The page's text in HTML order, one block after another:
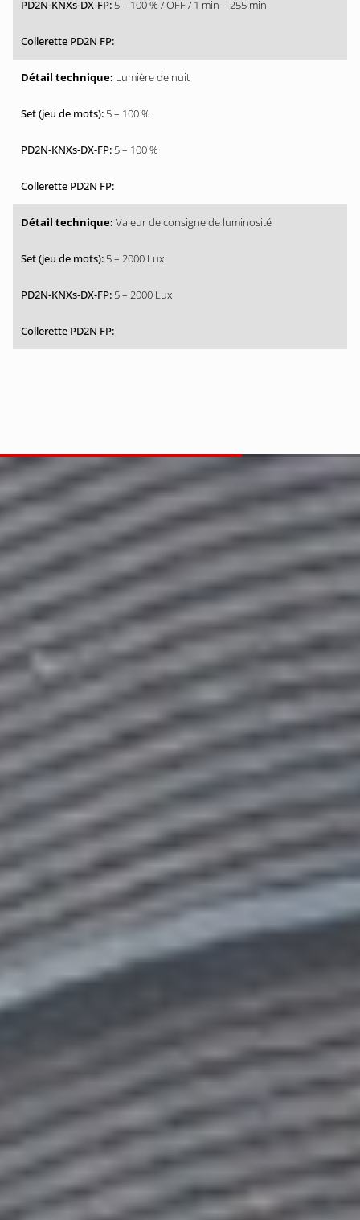
5 – 100 % / OFF / 1 min – 255 min
Lumière de nuit
5 – 100 %
5 – 100 %
Valeur de consigne de luminosité
5 – 2000 Lux
5 – 2000 Lux